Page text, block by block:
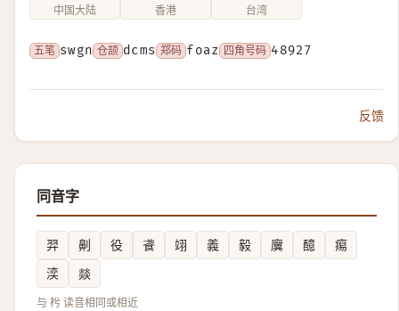
中国大陆 香港 台湾
五笔 swgn 仓颉 dcms 郑码 foaz 四角号码 48927
反馈
同音字
羿 劓 役 䬥 翊 義 毅 㢞 醷
痬
湙
燚
与 枍 读音相同或相近